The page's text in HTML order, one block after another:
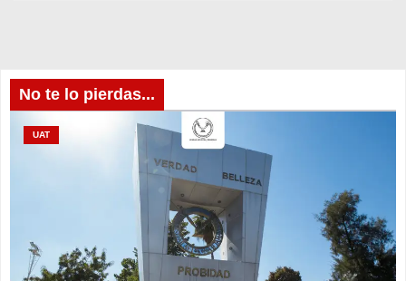
No te lo pierdas...
UAT